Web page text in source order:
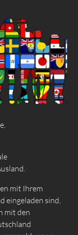
mit Ihrem
eingeladen sind,
mit den